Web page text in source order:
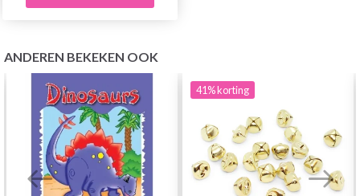
ANDEREN BEKEKEN OOK
41%korting